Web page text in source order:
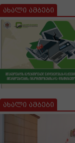
ახალი ამბები
ახალი ამბები